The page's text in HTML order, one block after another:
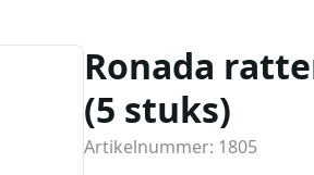
Ronada
(5 stuks)
Artikelnummer: 1805